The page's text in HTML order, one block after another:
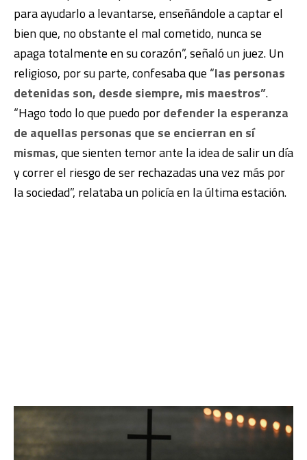
para ayudarlo a levantarse, enseñándole a captar el
bien que, no obstante el mal cometido, nunca se
apaga totalmente en su corazón”, señaló un juez. Un
religioso, por su parte, confesaba que “las personas
detenidas son, desde siempre, mis maestros”.
“Hago todo lo que puedo pordefender la esperanza
de aquellas personas que se encierran en sí
mismas, que sienten temor ante la idea de salir un día
y correr el riesgo de ser rechazadas una vez más por
la sociedad”, relataba un policía en la última estación.